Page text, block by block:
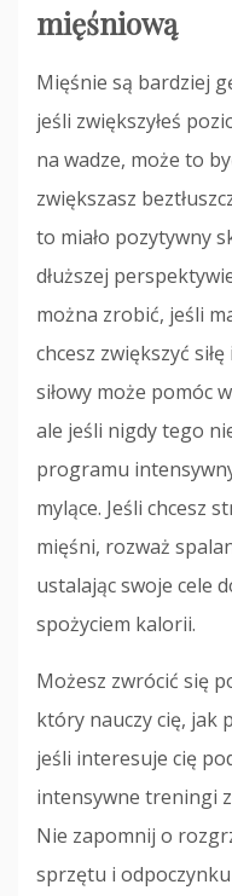
mięśniową
Mięśnie są bardziej
jeśli zwiększyłeś
na wadze, może to
zwiększasz
to miało pozytywny
dłuższej
można zrobić, jeśli
chcesz zwiększyć
siłowy może pomóc
ale jeśli nigdy tego
programu
mylące. Jeśli chcesz
mięśni, rozważ
ustalając swoje cele
spożyciem kalorii.
Możesz zwrócić się
który nauczy cię, jak
jeśli interesuje cię
intensywne treningi
Nie zapomnij o
sprzętu i